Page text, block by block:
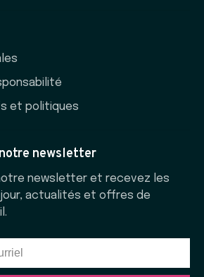
et politiques
newsletter
newsletter et recevez les
jour, actualités et offres de